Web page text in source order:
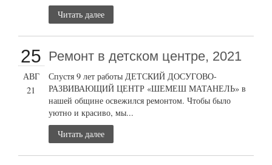
Читать далее
25
АВГ
21
Ремонт в детском центре, 2021
Спустя 9 лет работы ДЕТСКИЙ ДОСУГОВО-
РАЗВИВАЮЩИЙ ЦЕНТР «ШЕМЕШ МАТАНЕЛЬ» в
нашей общине освежился ремонтом. Чтобы было
уютно и красиво, мы...
Читать далее